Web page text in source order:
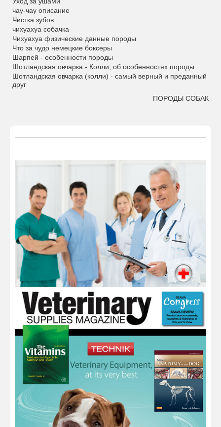
чау-чау описание
Чистка зубов
чихуахуа собачка
Чихуахуа физические данные породы
Что за чудо немецкие боксеры
Шарпей - особенности породы
Шотландская овчарка - Колли, об особенностях породы
Шотландская овчарка (колли) - самый верный и преданный
друг
ПОРОДЫ СОБАК